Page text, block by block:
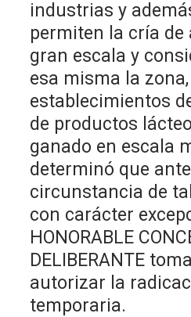
industrias y
permiten la cría de
gran escala y
esa misma la
establecimientos
de productos
ganado en escala
determinó que
circunstancia de
con carácter
HONORABLE
DELIBERANTE
autorizar la
temporaria.